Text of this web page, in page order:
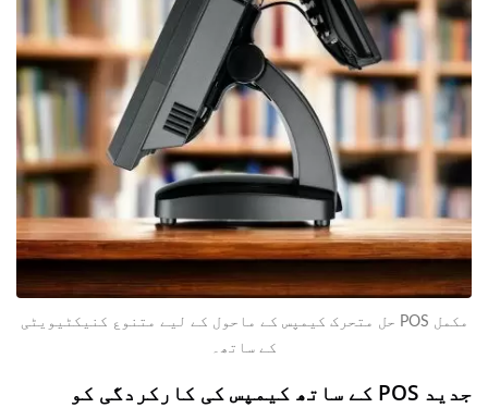
مکمل POS حل متحرک کیمپس کے ماحول کے لیے متنوع کنیکٹیویٹی
کے ساتھ۔
جدید POS کے ساتھ کیمپس کی کارکردگی کو